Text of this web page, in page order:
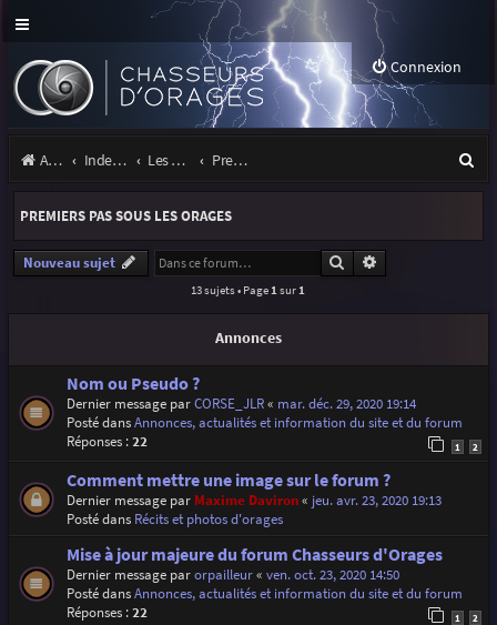
Connexion
Accueil Index du forum Les orages Premiers pas sous les orages
e
r
PREMIERS PAS SOUS LES ORAGES
Nouveau sujet Rechercher
13 sujets • Page 1 sur 1
Annonces
Nom ou Pseudo ?
Dernier message parCORSE_JLR« mar. déc. 29, 2020 19:14
Posté dansAnnonces, actualités et information du site et du forum
Réponses :22 1 2
Comment mettre une image sur le forum ?
Dernier message par Maxime Daviron« jeu. avr. 23, 2020 19:13
Posté dans Récits et photos d'orages
Mise à jour majeure du forum Chasseurs d'Orages
Dernier message parorpailleur« ven. oct. 23, 2020 14:50
Posté dansAnnonces, actualités et information du site et du forum
Réponses :22 1 2